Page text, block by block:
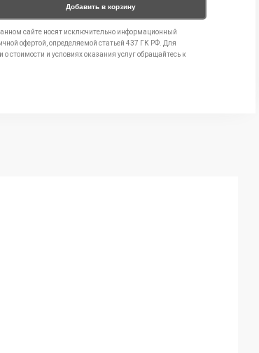
Добавить в корзину
сайте носят исключительно информационный
офертой, определяемой статьей 437 ГК РФ. Для
стоимости и условиях оказания услуг обращайтесь к